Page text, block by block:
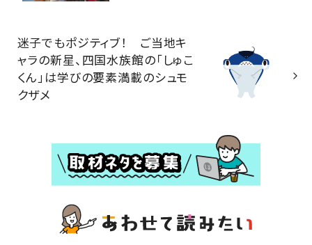
迷子でもポジティブ！ ご当地キ
ャラの新星、四国水族館の「しゅこ
くん」は学びの要素満載のシュモ
クザメ